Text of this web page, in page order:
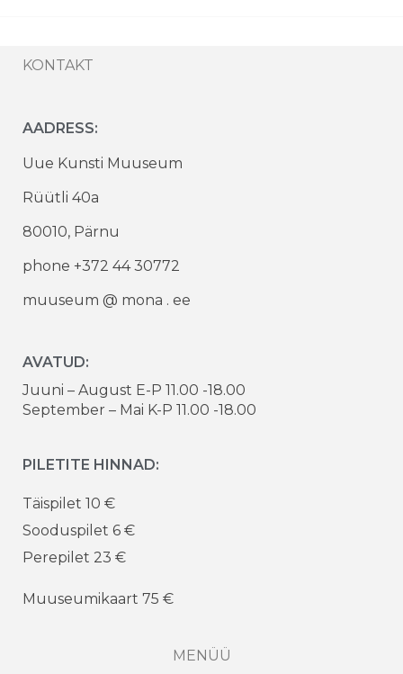
KONTAKT
AADRESS:
Uue Kunsti Muuseum
Rüütli 40a
80010, Pärnu
phone +372 44 30772
muuseum @ mona . ee
AVATUD:
Juuni – August E-P 11.00 -18.00
September – Mai K-P 11.00 -18.00
PILETITE HINNAD:
Täispilet 10 €
Sooduspilet 6 €
Perepilet 23 €
Muuseumikaart 75 €
MENÜÜ